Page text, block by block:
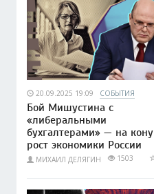
20.09.2025 19:09 СОБЫТИЯ
Бой Мишустина с
«либеральными
бухгалтерами» — на кону
рост экономики России
МИХАИЛ ДЕЛЯГИН 1503